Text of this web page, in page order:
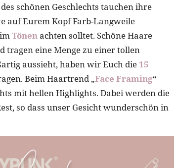
schönen Geschlechts tauchen ihre
auf Eurem Kopf Farb-Langweile
Tönen achten solltet. Schöne Haare
eine Menge zu einer tollen
aussieht, haben wir Euch die 15
Beim Haartrend „Face Framing“
mit hellen Highlights. Dabei werden die
so dass unser Gesicht wunderschön in